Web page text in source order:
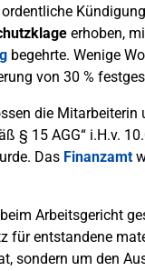
erhoben,
begehrte. Wenige
von 30 %
die Mitarbeiterin
§ 15 AGG“ i.H.v.
Das Finanzamt
Arbeitsgericht
entstandene
sondern um den